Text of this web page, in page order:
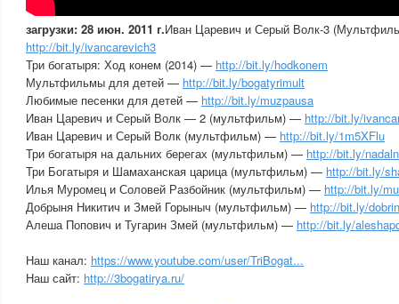
загрузки: 28 июн. 2011 г.Иван Царевич и Серый Волк-3
http://bit.ly/ivancarevich3
Три богатыря: Ход конем (2014) — http://bit.ly/hodkonem
Мультфильмы для детей — http://bit.ly/bogatyrimult
Любимые песенки для детей — http://bit.ly/muzpausa
Иван Царевич и Серый Волк — 2 (мультфильм) — http://bit.ly/
Иван Царевич и Серый Волк (мультфильм) — http://bit.ly/1m5XFlu
Три богатыря на дальних берегах (мультфильм) — http://bit.ly/
Три Богатыря и Шамаханская царица (мультфильм) — http://bit.ly/
Илья Муромец и Соловей Разбойник (мультфильм) — http://bit.ly/
Добрыня Никитич и Змей Горыныч (мультфильм) — http://bit.ly/
Алеша Попович и Тугарин Змей (мультфильм) — http://bit.ly/
Наш канал: https://www.youtube.com/user/TriBogat...
Наш сайт: http://3bogatirya.ru/